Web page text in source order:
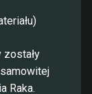
zostały
Raka.